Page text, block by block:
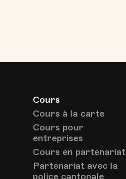
Cours
Cours à la carte
Cours pour
entreprises
Cours en partenariat
Partenariat avec la
police cantonale